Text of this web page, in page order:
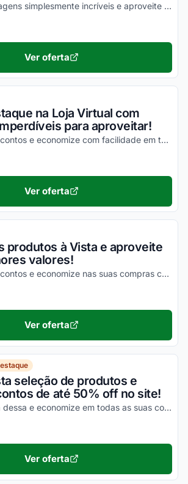
Desfrute de vantagens simplesmente incríveis e aproveite com as melhores vantagens!
funcionou
Ver oferta
na Loja Virtual com
para aproveitar!
Garanta seus descontos e economize com facilidade em todas as suas compras da melhor maneira possível!
funcionou
Ver oferta
produtos à Vista e aproveite
valores!
Garanta seus descontos e economize nas suas compras com facilidade!
funcionou
Ver oferta
seleção de produtos e
de até 50% off no site!
Não fique de fora dessa e economize em todas as suas compras online da melhor maneira possível ainda hoje!
funcionou
Ver oferta